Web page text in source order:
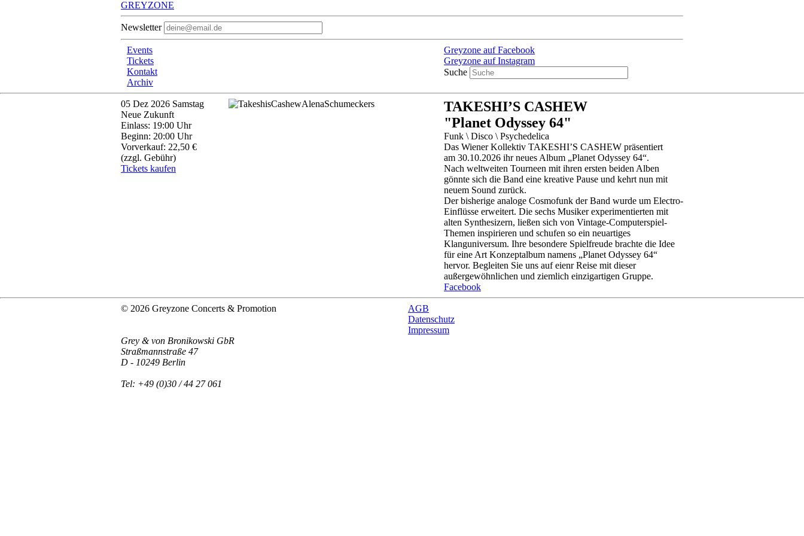
GREYZONE
Newsletter
Events
Tickets
Kontakt
Archiv
Greyzone auf Facebook
Greyzone auf Instagram
Suche
05 Dez 2026 Samstag
Neue Zukunft
Einlass: 19:00 Uhr
Beginn: 20:00 Uhr
Vorverkauf: 22,50 €
(zzgl. Gebühr)
Tickets kaufen
TAKESHI’S CASHEW
"Planet Odyssey 64"
Funk \ Disco \ Psychedelica
Das Wiener Kollektiv TAKESHI’S CASHEW präsentiert
am 30.10.2026 ihr neues Album „Planet Odyssey 64“.
Nach weltweiten Tourneen mit ihren ersten beiden Alben
gönnte sich die Band eine kreative Pause und kehrt nun mit
neuem Sound zurück.
Der bisherige analoge Cosmofunk der Band wurde um Electro-
Einflüsse erweitert. Die sechs Musiker experimentierten mit
alten Synthesizern, ließen sich von Vintage-Computerspiel-
Themen inspirieren und schufen so ein neuartiges
Klanguniversum. Ihre besondere Spielfreude brachte die Idee
für eine Art Konzeptalbum namens „Planet Odyssey 64“
hervor. Begleiten Sie uns auf eienr Reise mit dieser
außergewöhnlichen und ziemlich einzigartigen Gruppe.
Facebook
© 2026 Greyzone Concerts & Promotion
AGB
Datenschutz
Impressum
Grey & von Bronikowski GbR
Straßmannstraße 47
D - 10249 Berlin
Tel: +49 (0)30 / 44 27 061